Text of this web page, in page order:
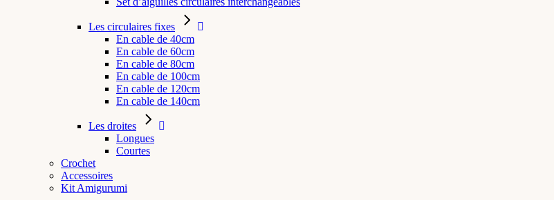
Les circulaires fixes
En cable de 40cm
En cable de 60cm
En cable de 80cm
En cable de 100cm
En cable de 120cm
En cable de 140cm
Les droites
Longues
Courtes
Crochet
Accessoires
Kit Amigurumi